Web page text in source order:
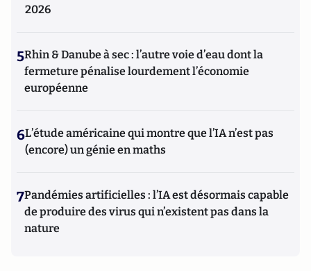
2026
5Rhin & Danube à sec : l’autre voie d’eau dont la
fermeture pénalise lourdement l’économie
européenne
6L’étude américaine qui montre que l’IA n’est pas
(encore) un génie en maths
7Pandémies artificielles : l’IA est désormais capable
de produire des virus qui n’existent pas dans la
nature